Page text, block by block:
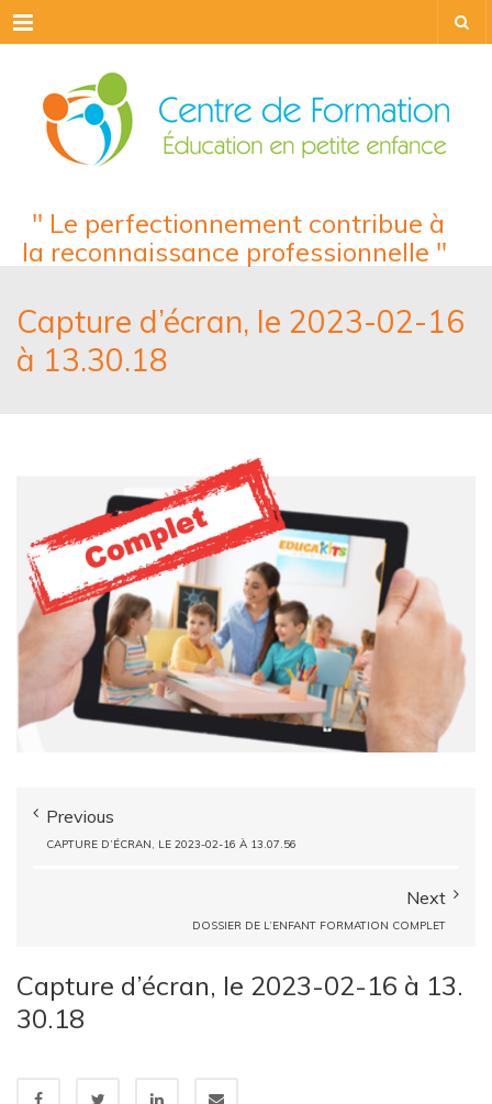
Menu
" Le perfectionnement contribue à
la reconnaissance professionnelle "
Capture d’écran, le 2023-02-16
à 13.30.18
Previous
CAPTURE D’ÉCRAN, LE 2023-02-16 À 13.07.56
Next
DOSSIER DE L’ENFANT FORMATION COMPLET
Capture d’écran, le 2023-02-16 à 13.
30.18